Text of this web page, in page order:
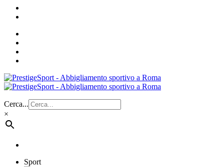
Cerca...
×
Sport